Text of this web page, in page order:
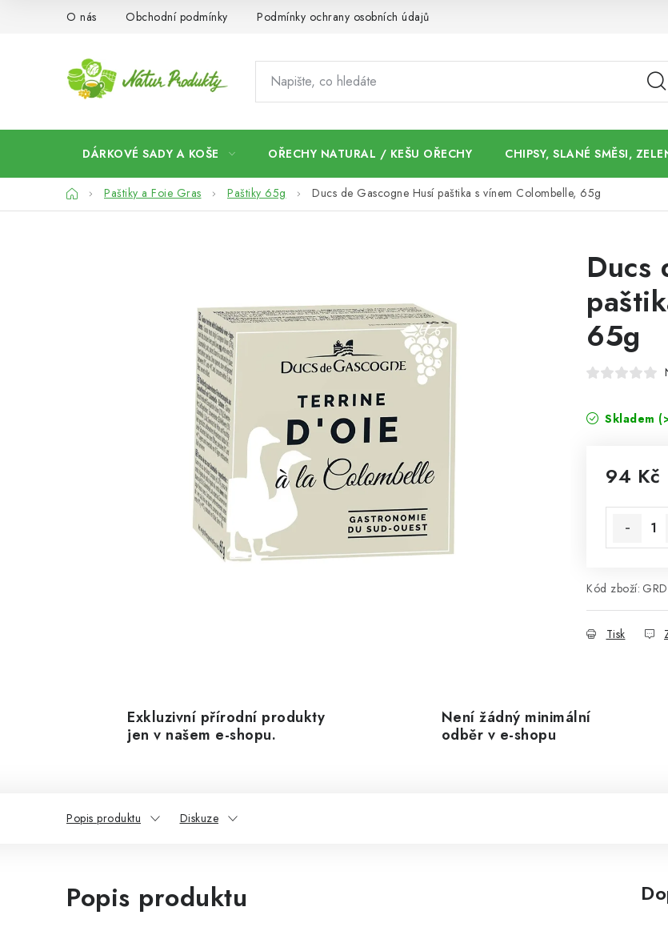
O nás Obchodní podmínky Podmínky ochrany osobních údajů
DÁRKOVÉ SADY A KOŠE OŘECHY NATURAL / KEŠU OŘECHY CHIPSY, SLANÉ SMĚSI,
DomůPaštiky a Foie Gras Paštiky 65g Ducs de Gascogne Husí paštika s vínem Colombelle, 65g
Ducs
65g
Skladem
94 Kč
Kód zboží:
Tisk
Exkluzivní přírodní produkty
jen v našem e-shopu.
Není žádný minimální
odběr v e-shopu
Popis produktu Diskuze
Popis produktu